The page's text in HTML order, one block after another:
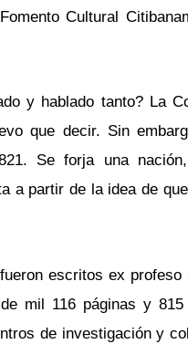
Cultural
y hablado tanto? La
que decir. Sin
Se forja una
a partir de la idea de
escritos ex profeso
mil 116 páginas y
de investigación y